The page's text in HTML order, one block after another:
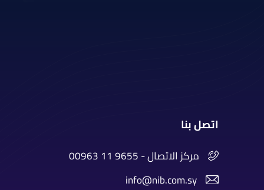
اتصل بنا
00963 11 9655 - مركز الاتصال
info@nib.com.sy